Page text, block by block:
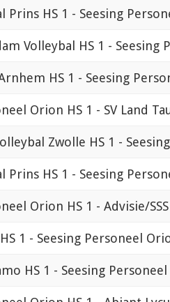
Prins HS 1 - Seesing
Volleybal HS 1 - Seesing
HS 1 - Seesing
Orion HS 1 - SV Land
Zwolle HS 1 -
Prins HS 1 - Seesing
Orion HS 1 - Advisie/SSS
1 - Seesing Personeel
HS 1 - Seesing Personeel